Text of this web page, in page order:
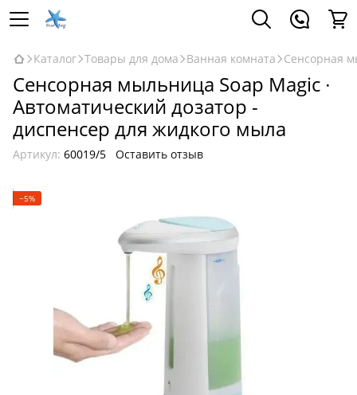
Каталог Товары для дома Ванная комната Сенсорная
Сенсорная мыльница Soap Magic ∙
Автоматический дозатор -
диспенсер для жидкого мыла
Артикул: 60019/5 Оставить отзыв
−5%